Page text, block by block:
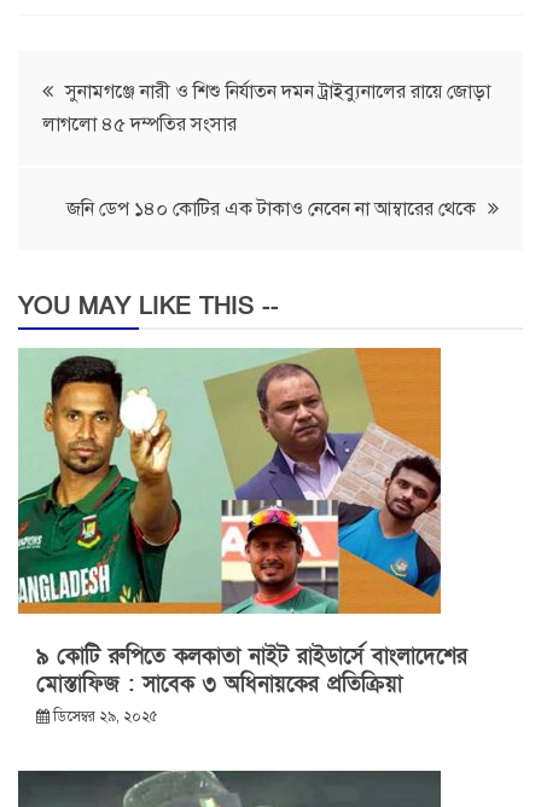
Post
navigation
সুনামগঞ্জে নারী ও শিশু নির্যাতন দমন ট্রাইব্যুনালের রায়ে জোড়া
লাগলো ৪৫ দম্পতির সংসার
জনি ডেপ ১৪০ কোটির এক টাকাও নেবেন না আম্বারের থেকে
YOU MAY LIKE THIS --
৯ কোটি রুপিতে কলকাতা নাইট রাইডার্সে বাংলাদেশের
মোস্তাফিজ : সাবেক ৩ অধিনায়কের প্রতিক্রিয়া
ডিসেম্বর ২৯, ২০২৫